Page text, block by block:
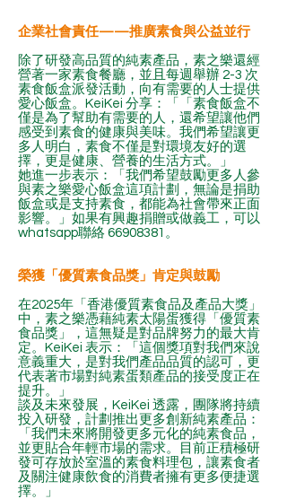
企業社會責任——推廣素食與公益並行
除了研發高品質的純素產品，素之樂還經
營著一家素食餐廳，並且每週舉辦 2-3 次
素食飯盒派發活動，向有需要的人士提供
愛心飯盒。KeiKei 分享：「「素食飯盒不
僅是為了幫助有需要的人，還希望讓他們
感受到素食的健康與美味。我們希望讓更
多人明白，素食不僅是對環境友好的選
擇，更是健康、營養的生活方式。」
她進一步表示：「我們希望鼓勵更多人參
與素之樂愛心飯盒這項計劃，無論是捐助
飯盒或是支持素食，都能為社會帶來正面
影響。」如果有興趣捐贈或做義工，可以
whatsapp聯絡 66908381 。
榮獲「優質素食品獎」肯定與鼓勵
在2025年「香港優質素食品及產品大獎」
中，素之樂憑藉純素太陽蛋獲得「優質素
食品獎」，這無疑是對品牌努力的最大肯
定。KeiKei 表示：「這個獎項對我們來說
意義重大，是對我們產品品質的認可，更
代表著市場對純素蛋類產品的接受度正在
提升。」
談及未來發展，KeiKei 透露，團隊將持續
投入研發，計劃推出更多創新純素產品：
「我們未來將開發更多元化的純素食品，
並更貼合年輕市場的需求。目前正積極研
發可存放於室溫的素食料理包，讓素食者
及關注健康飲食的消費者擁有更多便捷選
擇。」